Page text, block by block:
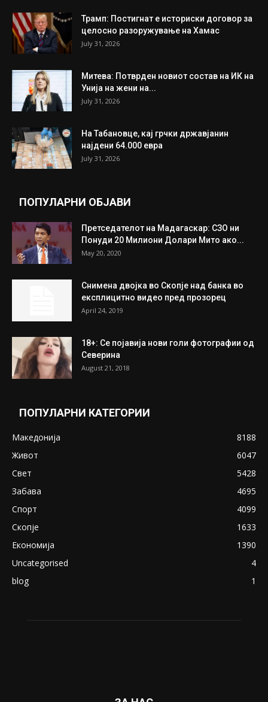
Трамп: Постигнат е историски договор за
целосно разоружување на Хамас
July 31, 2026
Митева: Потврден новиот состав на ИК на
Унија на жени на...
July 31, 2026
На Табановце, кај грчки државјанин
најдени 64.000 евра
July 31, 2026
ПОПУЛАРНИ ОБЈАВИ
Претседателот на Мадагаскар: СЗО ни
Понуди 20 Милиони Долари Мито ако...
May 20, 2020
Снимена двојка во Скопје над банка во
експлицитно видео пред прозорец
April 24, 2019
18+: Се појавија нови голи фотографии од
Северина
August 21, 2018
ПОПУЛАРНИ КАТЕГОРИИ
Македонија
8188
Живот
6047
Свет
5428
Забава
4695
Спорт
4099
Скопје
1633
Економија
1390
Uncategorised
4
blog
1